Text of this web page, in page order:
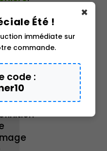
×
Été !
immédiate sur
commande.
code :